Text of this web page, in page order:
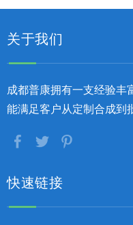
关于我们
成都普康拥有一支经验丰
能满足客户从定制合成到
快速链接